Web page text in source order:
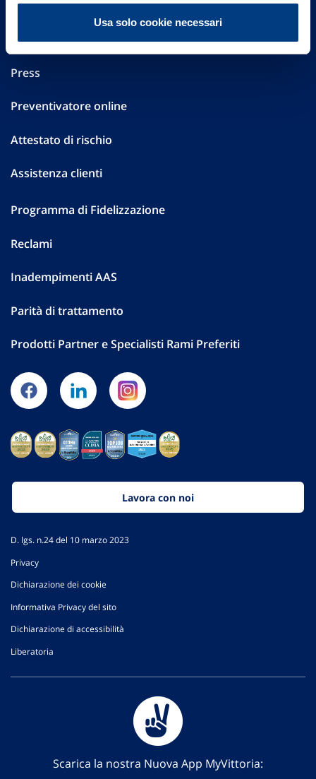
Usa solo cookie necessari
Performances
Press
Preventivatore online
Attestato di rischio
Assistenza clienti
Programma di Fidelizzazione
Reclami
Inadempimenti AAS
Parità di trattamento
Prodotti Partner e Specialisti Rami Preferiti
Lavora con noi
D. lgs. n.24 del 10 marzo 2023
Privacy
Dichiarazione dei cookie
Informativa Privacy del sito
Dichiarazione di accessibilità
Liberatoria
Scarica la nostra Nuova App MyVittoria: